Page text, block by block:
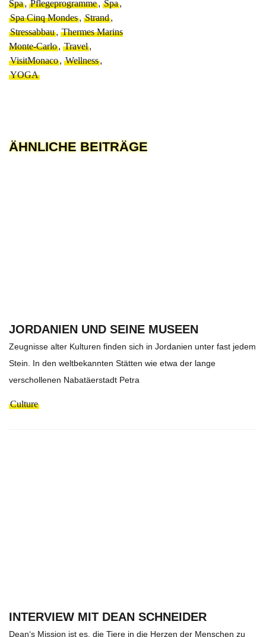
Spa, Pflegeprogramme, Spa,
Spa Cinq Mondes, Strand,
Stressabbau, Thermes Marins
Monte-Carlo, Travel,
VisitMonaco, Wellness,
YOGA
ÄHNLICHE BEITRÄGE
JORDANIEN UND SEINE MUSEEN
Zeugnisse alter Kulturen finden sich in Jordanien unter fast jedem
Stein. In den weltbekannten Stätten wie etwa der lange
verschollenen Nabatäerstadt Petra
Culture
INTERVIEW MIT DEAN SCHNEIDER
Dean‘s Mission ist es, die Tiere in die Herzen der Menschen zu